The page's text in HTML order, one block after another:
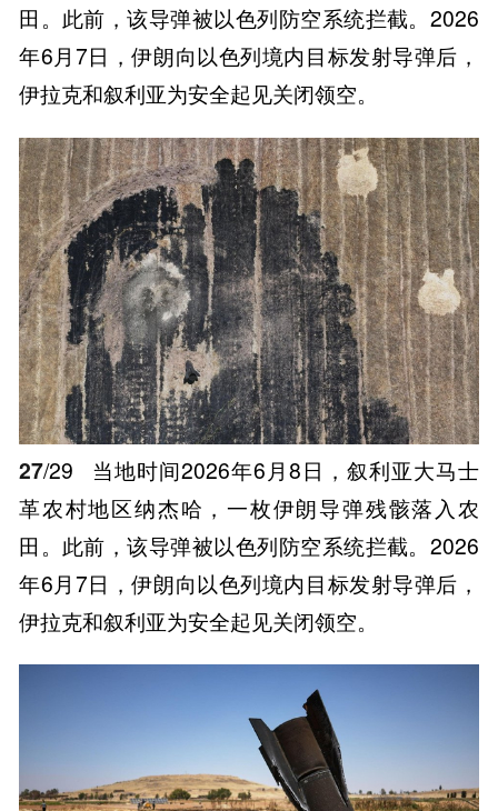
田。此前，该导弹被以色列防空系统拦截。2026
年6月7日，伊朗向以色列境内目标发射导弹后，
伊拉克和叙利亚为安全起见关闭领空。
27/29
当地时间2026年6月8日，叙利亚大马士
革农村地区纳杰哈，一枚伊朗导弹残骸落入农
田。此前，该导弹被以色列防空系统拦截。2026
年6月7日，伊朗向以色列境内目标发射导弹后，
伊拉克和叙利亚为安全起见关闭领空。